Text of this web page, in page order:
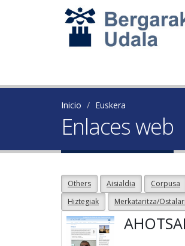
Inicio Euskera
Enlaces web
Others Aisialdia Corpusa
Hiztegiak
Merkataritza/